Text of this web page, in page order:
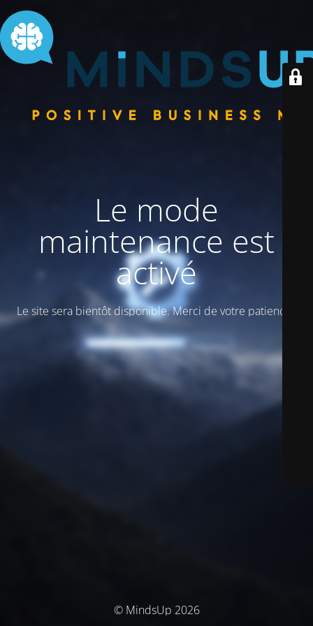
Le mode
maintenance est
activé
Le site sera bientôt disponible. Merci de votre patience !
© MindsUp 2026